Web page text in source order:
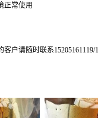
正常使用
户请随时联系15205161119/